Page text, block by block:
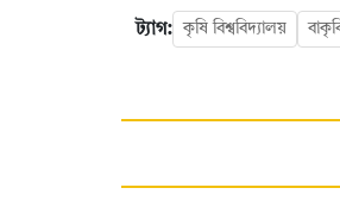
ট্যাগ: কৃষি বিশ্ববিদ্যালয়